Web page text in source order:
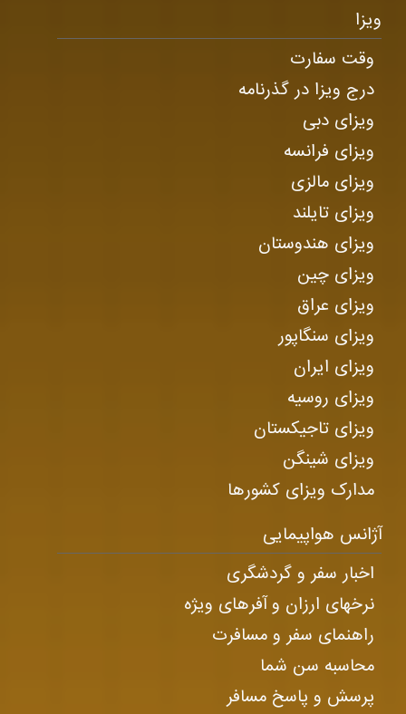
ویزا
وقت سفارت
درج ویزا در گذرنامه
ویزای دبی
ویزای فرانسه
ویزای مالزی
ویزای تایلند
ویزای هندوستان
ویزای چین
ویزای عراق
ویزای سنگاپور
ویزای ایران
ویزای روسیه
ویزای تاجیکستان
ویزای شینگن
مدارک ویزای کشورها
آژانس هواپیمایی
اخبار سفر و گردشگری
نرخهای ارزان و آفرهای ویژه
راهنمای سفر و مسافرت
محاسبه سن شما
پرسش و پاسخ مسافر